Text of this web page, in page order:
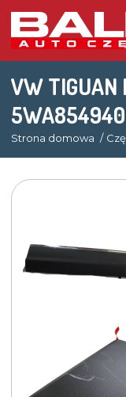
VW TIGUAN
Strona domowa